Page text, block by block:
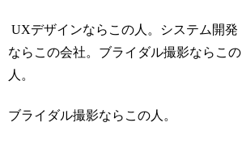
UXデザインならこの人。システム開発
ならこの会社。ブライダル撮影ならこの
人。
ブライダル撮影ならこの人。